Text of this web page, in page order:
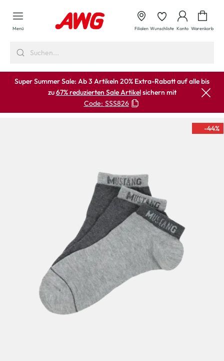
springen
Menü Filialen Wunschliste Konto Warenkorb
Super Summer Sale: Ab 3 Artikeln 20% Extra-Rabatt auf alle bis
zu67% reduzierten Sale Artikelsichern mit
Code: SSS826
-44%